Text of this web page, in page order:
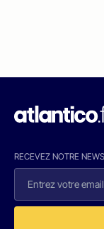
RECEVEZ NOTRE